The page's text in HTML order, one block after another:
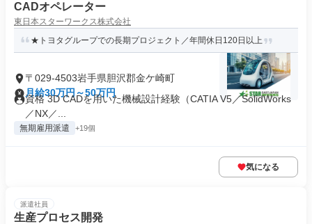
CADオペレーター
東日本スターワークス株式会社
★トヨタグループでの長期プロジェクト／年間休日120日以上
〒029-4503岩手県胆沢郡金ケ崎町
月給30万円～50万円
資格 3D CADを用いた機械設計経験（CATIA V5／SolidWorks
／NX／...
無期雇用派遣 +19個
気になる
派遣社員
生産プロセス開発